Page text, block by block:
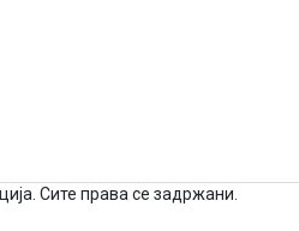
Сите права се задржани.